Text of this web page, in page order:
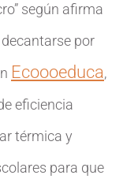
según afirma
por
Ecoooeduca,
eficiencia
térmica y
para que